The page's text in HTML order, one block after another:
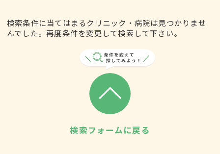
検索条件に当てはまるクリニック・病院は見つかりませ
んでした。再度条件を変更して検索して下さい。
検索フォームに戻る